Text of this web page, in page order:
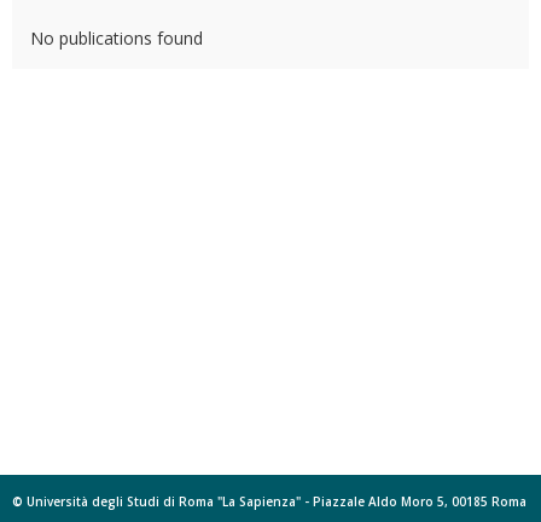
No publications found
© Università degli Studi di Roma "La Sapienza" - Piazzale Aldo Moro 5, 00185 Roma